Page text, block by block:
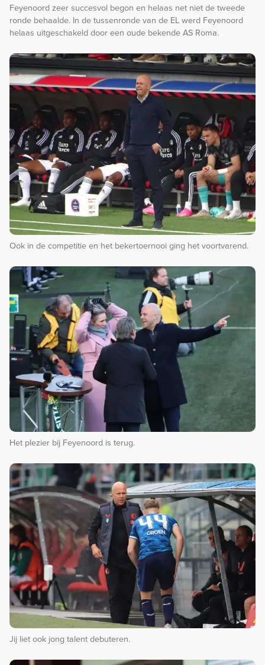
Feyenoord zeer succesvol begon en helaas net niet de tweede
ronde behaalde. In de tussenronde van de EL werd Feyenoord
helaas uitgeschakeld door een oude bekende AS Roma.
Ook in de competitie en het bekertoernooi ging het voortvarend.
Het plezier bij Feyenoord is terug.
Jij liet ook jong talent debuteren.